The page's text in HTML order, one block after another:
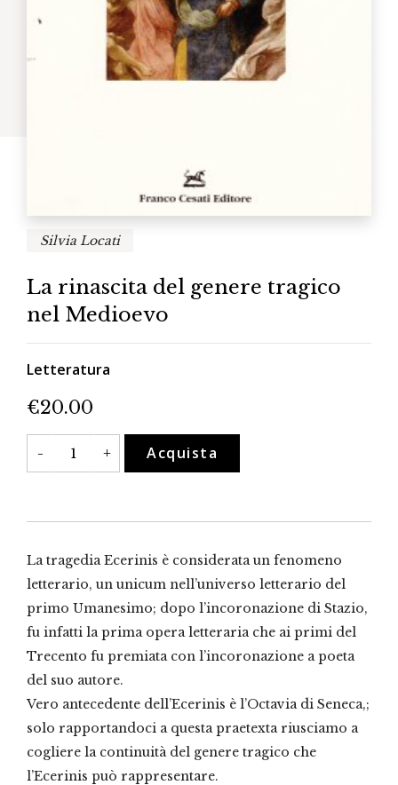
Silvia Locati
La rinascita del genere tragico
nel Medioevo
Letteratura
€20.00
-
La
rinascita
del
Medioevo
+ Acquista
La tragedia Ecerinis è considerata un fenomeno
letterario, un unicum nell’universo letterario del
primo Umanesimo; dopo l’incoronazione di Stazio,
fu infatti la prima opera letteraria che ai primi del
Trecento fu premiata con l’incoronazione a poeta
del suo autore.
Vero antecedente dell’Ecerinis è l’Octavia di Seneca,;
solo rapportandoci a questa praetexta riusciamo a
cogliere la continuità del genere tragico che
l’Ecerinis può rappresentare.